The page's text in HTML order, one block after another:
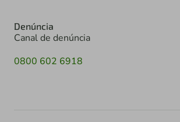
Denúncia
Canal de denúncia
0800 602 6918